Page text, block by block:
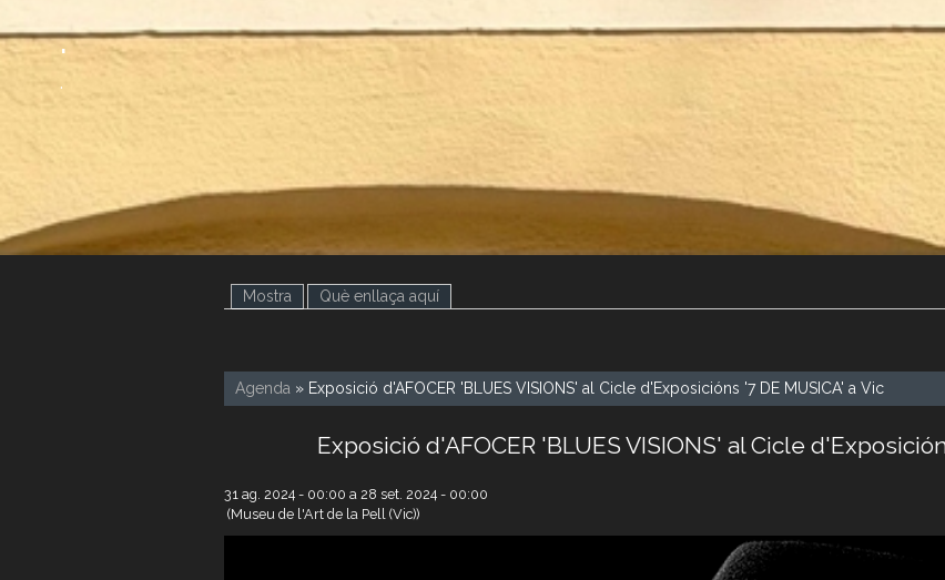
.
.
Mostra (pestanya activa)
Què enllaça aquí
Agenda » Exposició d'AFOCER 'BLUES VISIONS' al Cicle d'Exposicións '7 DE MUSICA' a Vic
Exposició d'AFOCER 'BLUES VISIONS' al Cicle
31 ag. 2024 - 00:00 a 28 set. 2024 - 00:00
(Museu de l'Art de la Pell (Vic))